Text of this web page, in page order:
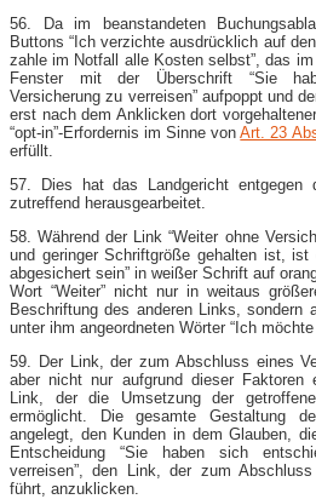
56. Da im beanstandeten
Buttons “Ich verzichte ausdrücklich auf
zahle im Notfall alle Kosten selbst”, das
Fenster mit der Überschrift “Sie
Versicherung zu verreisen” aufpoppt und
erst nach dem Anklicken dort
“opt-​in”-​Erfordernis im Sinne vonArt. 23
erfüllt.
57. Dies hat das Landgericht entgegen
zutreffend herausgearbeitet.
58. Während der Link “Weiter ohne
und geringer Schriftgröße gehalten ist,
abgesichert sein” in weißer Schrift auf
Wort “Weiter” nicht nur in weitaus
Beschriftung des anderen Links, sondern
unter ihm angeordneten Wörter “Ich möchte
59. Der Link, der zum Abschluss eines
aber nicht nur aufgrund dieser Faktoren
Link, der die Umsetzung der
ermöglicht. Die gesamte Gestaltung
angelegt, den Kunden in dem Glauben,
Entscheidung “Sie haben sich
verreisen”, den Link, der zum Abschluss
führt, anzuklicken.